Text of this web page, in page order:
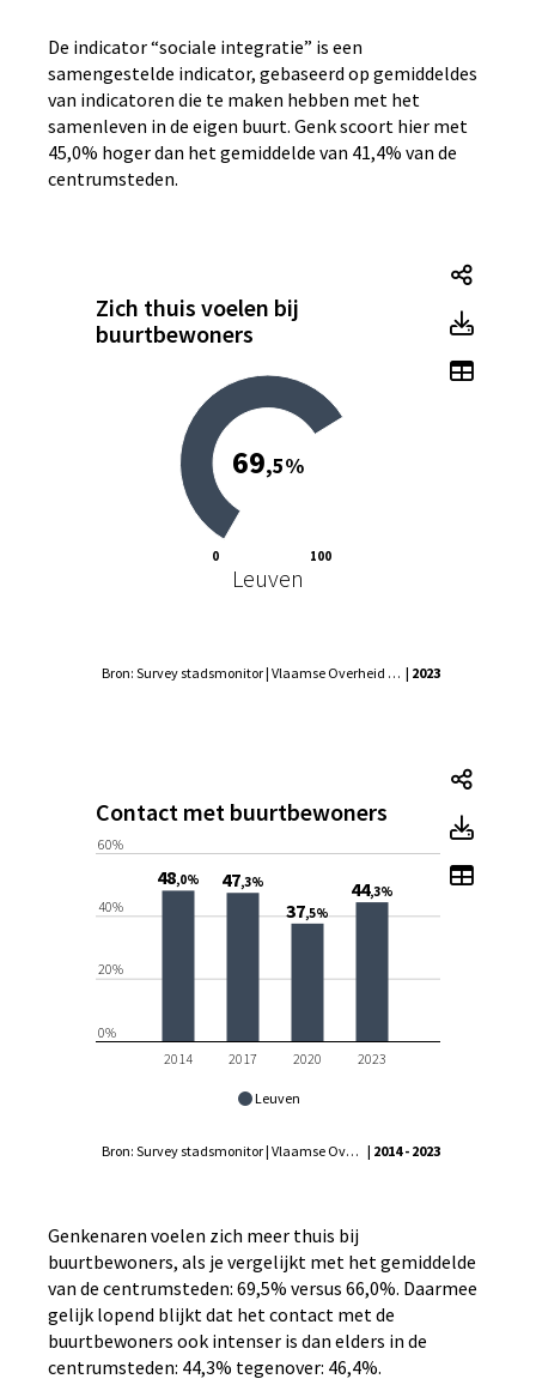
De indicator “sociale integratie” is een
samengestelde indicator, gebaseerd op gemiddeldes
van indicatoren die te maken hebben met het
samenleven in de eigen buurt. Genk scoort hier met
45,0% hoger dan het gemiddelde van 41,4% van de
centrumsteden.
Zich thuis voelen bij
buurtbewoners
Leuven
0 100
69,5%
Bron: Survey stadsmonitor | Vlaamse Overheid - Agentschap Binnenlands Bestuur, Statistiek Vlaanderen | 2023
Zich
Zich
Toon
Contact met buurtbewoners
Leuven
2014 2017 2020 2023
0%
20%
40%
60%
48,0% 47,3%
37,5%
44,3%
Bron: Survey stadsmonitor | Vlaamse Overheid - Agentschap Binnenlands Bestuur, Statistiek Vlaanderen | 2014 - 2023
Toon
Genkenaren voelen zich meer thuis bij
buurtbewoners, als je vergelijkt met het gemiddelde
van de centrumsteden: 69,5% versus 66,0%. Daarmee
gelijk lopend blijkt dat het contact met de
buurtbewoners ook intenser is dan elders in de
centrumsteden: 44,3% tegenover: 46,4%.